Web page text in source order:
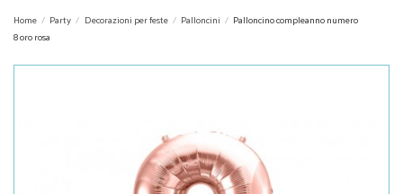
Home Party Decorazioni per feste Palloncini
Palloncino compleanno numero
8 oro rosa